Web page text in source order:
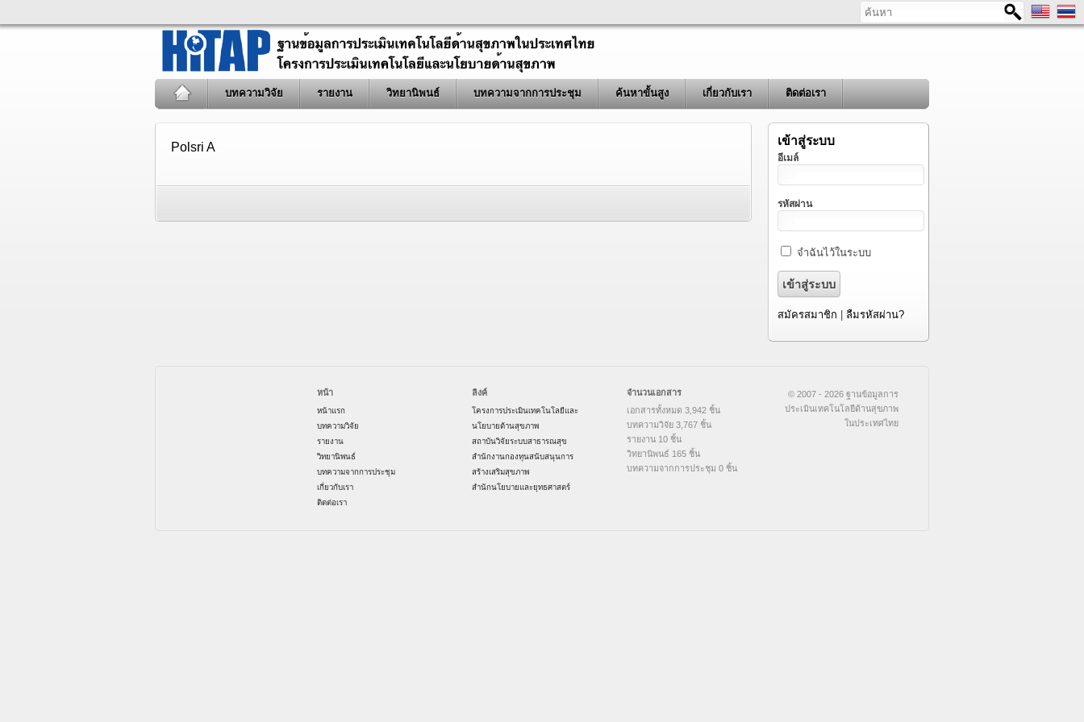
ค้นหา
บทความวิจัย รายงาน วิทยานิพนธ์ บทความจากการประชุม ค้นหาขั้นสูง เกี่ยวกับเรา ติดต่อเรา
Polsri A เข้าสู่ระบบ
อีเมล์
รหัสผ่าน
จำฉันไว้ในระบบ
สมัครสมาชิก ลืมรหัสผ่าน?
หน้า
หน้าแรก
บทความวิจัย
รายงาน
วิทยานิพนธ์
บทความจากการประชุม
เกี่ยวกับเรา
ติดต่อเรา
ลิงค์
โครงการประเมินเทคโนโลยีและ
นโยบายด้านสุขภาพ
สถาบันวิจัยระบบสาธารณสุข
สำนักงานกองทุนสนับสนุนการ
สร้างเสริมสุขภาพ
สำนักนโยบายและยุทธศาสตร์
จำนวนเอกสาร
เอกสารทั้งหมด 3,942 ชิ้น
บทความวิจัย 3,767 ชิ้น
รายงาน 10 ชิ้น
วิทยานิพนธ์ 165 ชิ้น
บทความจากการประชุม 0 ชิ้น
© 2007 - 2026 ฐานข้อมูลการ
ประเมินเทคโนโลยีด้านสุขภาพ
ในประเทศไทย